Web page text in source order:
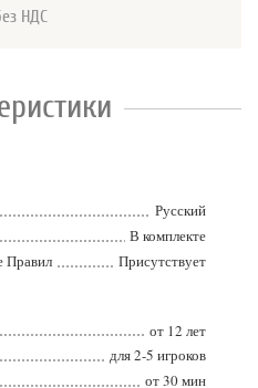
НДС
Русский
В комплекте
Присутствует
от 12 лет
для 2-5 игроков
от 30 мин